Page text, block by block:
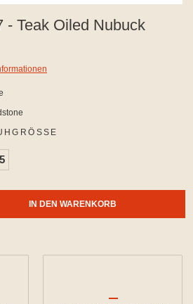
- Teak Oiled Nubuck
IN DEN WARENKORB